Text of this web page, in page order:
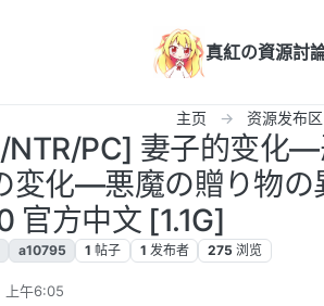
真紅の資源討
主页 资源发布区
NTR/PC] 妻子的变化
変化—悪魔の贈り物の
官方中文 [1.1G]
a10795 1 帖子 1 发布者 275 浏览
上午6:05